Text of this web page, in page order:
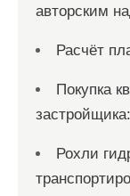
авторским
Расчёт
Покупка
Рохли